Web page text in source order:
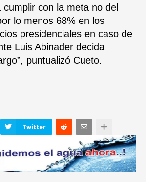
con la meta no del
lo menos 68% en los
presidenciales en caso de
Luis Abinader decida
puntualizó Cueto.
Twitter